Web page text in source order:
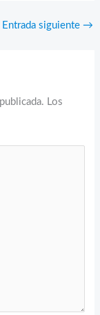
Entrada siguiente →
Los